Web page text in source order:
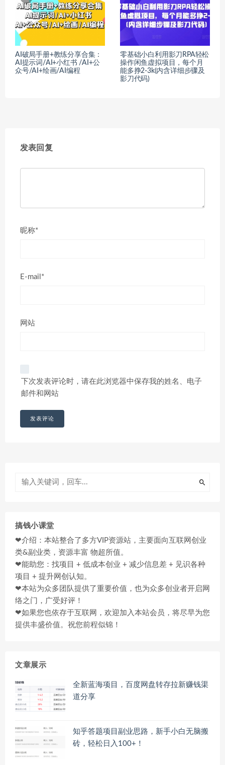
AI破局手册+教练分享合集：
AI提示词/AI+小红书 /AI+公
众号/AI+绘画/AI编程
零基础小白利用影刀RPA轻松
操作闲鱼虚拟项目，每个月
能多挣2-3k(内含详细步骤及
影刀代码)
发表回复
昵称*
E-mail*
网站
下次发表评论时，请在此浏览器中保存我的姓名、电子
邮件和网站
搞钱小课堂
❤介绍：本站整合了多方VIP资源站，主要面向互联网创业
类&副业类，资源丰富 物超所值。
❤能助您：找项目 + 低成本创业 + 减少信息差 + 见识各种
项目 + 提升网创认知。
❤本站为众多团队提供了重要价值，也为众多创业者开启网
络之门，广受好评！
❤如果您也依存于互联网，欢迎加入本站会员，将尽早为您
提供丰盛价值。祝您前程似锦！
文章展示
全新蓝海项目，百度网盘转存拉新赚钱渠
道分享
知乎答题项目副业思路，新手小白无脑搬
砖，轻松日入100+！